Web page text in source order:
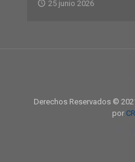
25 junio 2026
Derechos Reservados ©
por